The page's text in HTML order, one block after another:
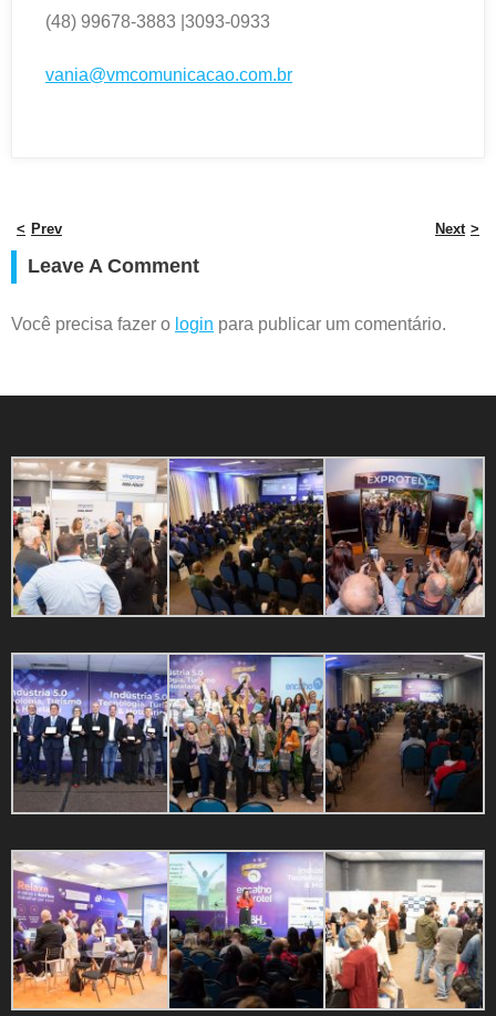
(48) 99678-3883 |3093-0933
vania@vmcomunicacao.com.br
Prev Next
Leave A Comment
Você precisa fazer o login para publicar um comentário.